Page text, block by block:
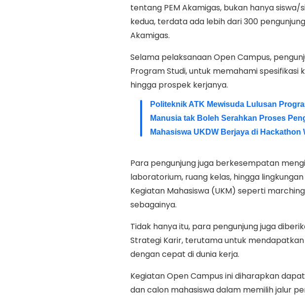
tentang PEM Akamigas, bukan hanya siswa/
kedua, terdata ada lebih dari 300
Akamigas.
Selama pelaksanaan Open Campus,
Program Studi, untuk memahami
hingga prospek kerjanya.
Politeknik ATK Mewisuda Lulusan
Manusia tak Boleh Serahkan Proses
Mahasiswa UKDW Berjaya di Hackathon
Para pengunjung juga berkesempatan
laboratorium, ruang kelas, hingga
Kegiatan Mahasiswa (UKM) seperti
sebagainya.
Tidak hanya itu, para pengunjung juga
Strategi Karir, terutama untuk
dengan cepat di dunia kerja.
Kegiatan Open Campus ini diharapkan
dan calon mahasiswa dalam memilih jalur